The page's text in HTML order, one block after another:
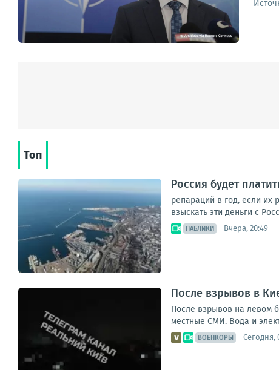
Топ
Россия будет
репараций в год, если их
взыскать эти деньги с
ПАБЛИКИ Вчера, 20:49
После взрывов в
После взрывов на левом
местные СМИ. Вода и
ВОЕНКОРЫ Сегодня,